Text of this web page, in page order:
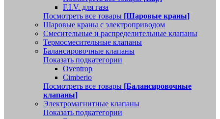
F.I.V. для газа
Посмотреть все товары [Шаровые краны]
Шаровые краны с электроприводом
Смесительные и распределительные клапаны
Термосмесительные клапаны
Балансировочные клапаны
Показать подкатегории
Oventrop
Cimberio
Посмотреть все товары [Балансировочные
клапаны]
Электромагнитные клапаны
Показать подкатегории